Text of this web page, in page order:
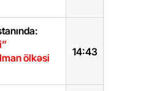
14:43
ölkəsi